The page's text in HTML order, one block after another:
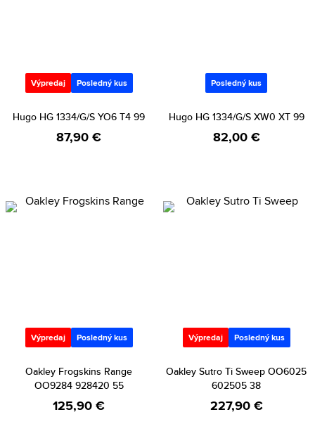
Výpredaj Posledný kus
Hugo HG 1334/G/S YO6 T4 99
87,90 €
Posledný kus
Hugo HG 1334/G/S XW0 XT 99
82,00 €
Výpredaj Posledný kus
Oakley Frogskins Range
OO9284 928420 55
125,90 €
Výpredaj Posledný kus
Oakley Sutro Ti Sweep OO6025
602505 38
227,90 €